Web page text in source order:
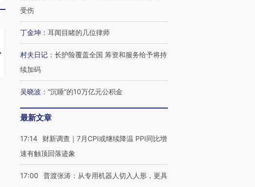
【推广】走进第四届链博
【商旅对话】华住集团
受伤
丁金坤 ： 耳闻目睹的几位律师
村夫日记 ： 长护险覆盖全国 筹资和服务给予将持
续加码
吴晓波 ： “沉睡”的10万亿元公积金
最新文章
17:14
财新调查｜7月CPI或继续降温 PPI同比增
速有触顶回落迹象
17:00
普渡张涛：从专用机器人切入人形，更具